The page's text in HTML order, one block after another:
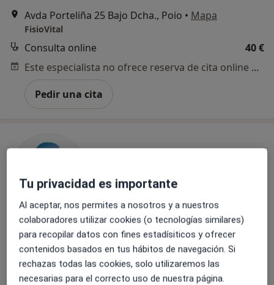
Avda Porteliña 25 Bajo Dcha., Poio • Mapa
FisioVital
Consulta online
40 €
Este especialista no ofrece reserva de cita online en esta dirección.
Pedir una cita
Dionisio Alonso Párraga
Otorrino
6 opiniones
Tu privacidad es importante
Al aceptar, nos permites a nosotros y a nuestros
colaboradores utilizar cookies (o tecnologías similares)
para recopilar datos con fines estadísiticos y ofrecer
contenidos basados en tus hábitos de navegación. Si
rechazas todas las cookies, solo utilizaremos las
necesarias para el correcto uso de nuestra página.